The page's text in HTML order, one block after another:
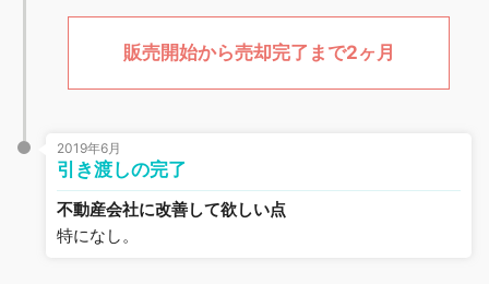
販売開始から売却完了まで2ヶ月
2019年6月
引き渡しの完了
不動産会社に改善して欲しい点
特になし。